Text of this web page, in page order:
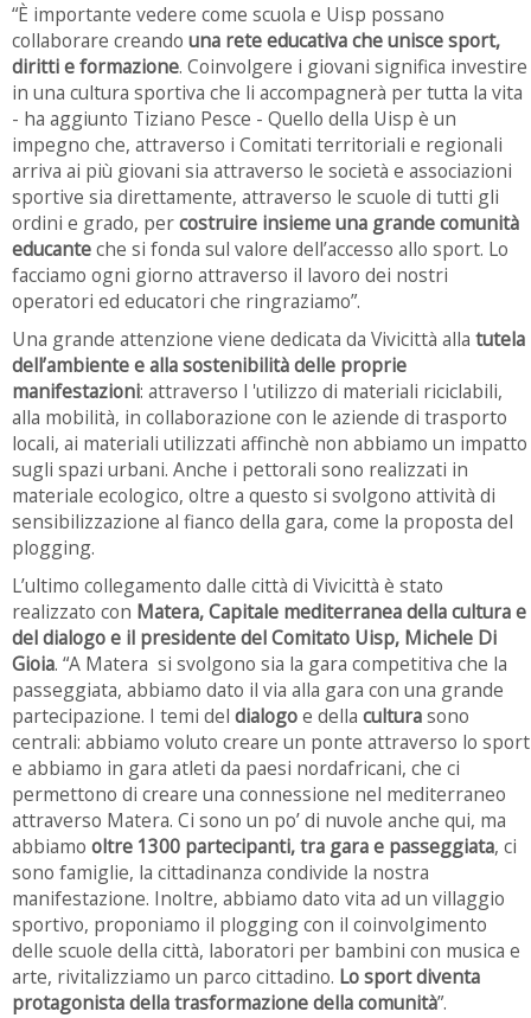
“È importante vedere come scuola e Uisp possano
collaborare creando una rete educativa che unisce sport,
diritti e formazione. Coinvolgere i giovani significa investire
in una cultura sportiva che li accompagnerà per tutta la vita
- ha aggiunto Tiziano Pesce - Quello della Uisp è un
impegno che, attraverso i Comitati territoriali e regionali
arriva ai più giovani sia attraverso le società e associazioni
sportive sia direttamente, attraverso le scuole di tutti gli
ordini e grado, percostruire insieme una grande comunità
educanteche si fonda sul valore dell’accesso allo sport. Lo
facciamo ogni giorno attraverso il lavoro dei nostri
operatori ed educatori che ringraziamo”.
Una grande attenzione viene dedicata da Vivicittà alla tutela
dell’ambiente e alla sostenibilità delle proprie
manifestazioni: attraverso l 'utilizzo di materiali riciclabili,
alla mobilità, in collaborazione con le aziende di trasporto
locali, ai materiali utilizzati affinchè non abbiamo un impatto
sugli spazi urbani. Anche i pettorali sono realizzati in
materiale ecologico, oltre a questo si svolgono attività di
sensibilizzazione al fianco della gara, come la proposta del
plogging.
L’ultimo collegamento dalle città di Vivicittà è stato
realizzato con Matera, Capitale mediterranea della cultura e
del dialogo e il presidente del Comitato Uisp, Michele Di
Gioia. “A Matera si svolgono sia la gara competitiva che la
passeggiata, abbiamo dato il via alla gara con una grande
partecipazione. I temi del dialogoe della culturasono
centrali: abbiamo voluto creare un ponte attraverso lo sport
e abbiamo in gara atleti da paesi nordafricani, che ci
permettono di creare una connessione nel mediterraneo
attraverso Matera. Ci sono un po’ di nuvole anche qui, ma
abbiamo oltre 1300 partecipanti, tra gara e passeggiata, ci
sono famiglie, la cittadinanza condivide la nostra
manifestazione. Inoltre, abbiamo dato vita ad un villaggio
sportivo, proponiamo il plogging con il coinvolgimento
delle scuole della città, laboratori per bambini con musica e
arte, rivitalizziamo un parco cittadino. Lo sport diventa
protagonista della trasformazione della comunità”.